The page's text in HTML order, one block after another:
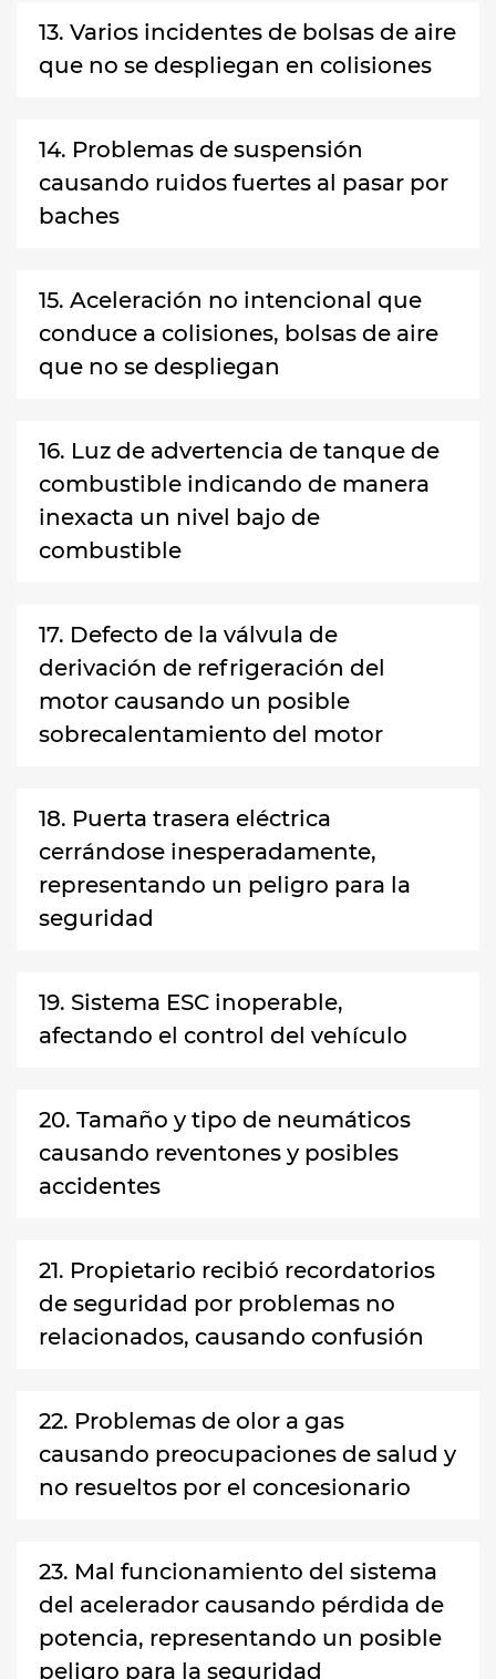
13. Varios incidentes de bolsas de aire
que no se despliegan en colisiones
14. Problemas de suspensión
causando ruidos fuertes al pasar por
baches
15. Aceleración no intencional que
conduce a colisiones, bolsas de aire
que no se despliegan
16. Luz de advertencia de tanque de
combustible indicando de manera
inexacta un nivel bajo de
combustible
17. Defecto de la válvula de
derivación de refrigeración del
motor causando un posible
sobrecalentamiento del motor
18. Puerta trasera eléctrica
cerrándose inesperadamente,
representando un peligro para la
seguridad
19. Sistema ESC inoperable,
afectando el control del vehículo
20. Tamaño y tipo de neumáticos
causando reventones y posibles
accidentes
21. Propietario recibió recordatorios
de seguridad por problemas no
relacionados, causando confusión
22. Problemas de olor a gas
causando preocupaciones de salud y
no resueltos por el concesionario
23. Mal funcionamiento del sistema
del acelerador causando pérdida de
potencia, representando un posible
peligro para la seguridad